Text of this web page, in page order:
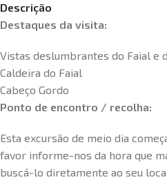
Descrição
Destaques da visita:
Vistas deslumbrantes do Faial e
Caldeira do Faial
Cabeço Gordo
Ponto de encontro / recolha:
Esta excursão de meio dia
favor informe-nos da hora que
buscá-lo diretamente ao seu